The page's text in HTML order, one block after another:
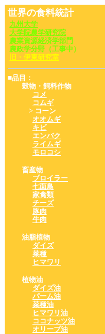
世界の食料統計
九州大学
大学院農学研究院
農業資源経済学部門
農政学分野（工事中）
旧・伊東研究室
■品目：
穀物・飼料作物
コメ
コムギ
> コーン
オオムギ
キビ
エンバク
ライムギ
モロコシ
畜産物
ブロイラー
七面鳥
家禽類
チーズ
豚肉
牛肉
油脂植物
ダイズ
菜種
ヒマワリ
植物油
ダイズ油
パーム油
菜種油
ヒマワリ油
ココナッツ油
オリーブ油